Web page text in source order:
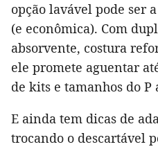
opção lavável pode ser
(e econômica). Com
absorvente, costura
ele promete aguentar
de kits e tamanhos do P
E ainda tem dicas de
trocando o descartável